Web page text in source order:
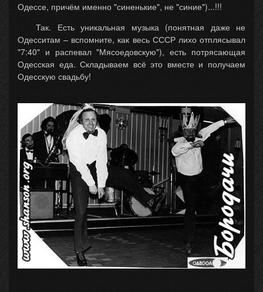
Одессе, причём именно "синенькие", не "синие")...!!!
Так. Есть уникальная музыка (понятная даже не
Одесситам – вспомните, как весь СССР лихо отплясывал
"7:40" и распевал "Мясоедовскую"), есть потрясающая
Одесская еда. Складываем всё это вместе и получаем
Одесскую свадьбу!